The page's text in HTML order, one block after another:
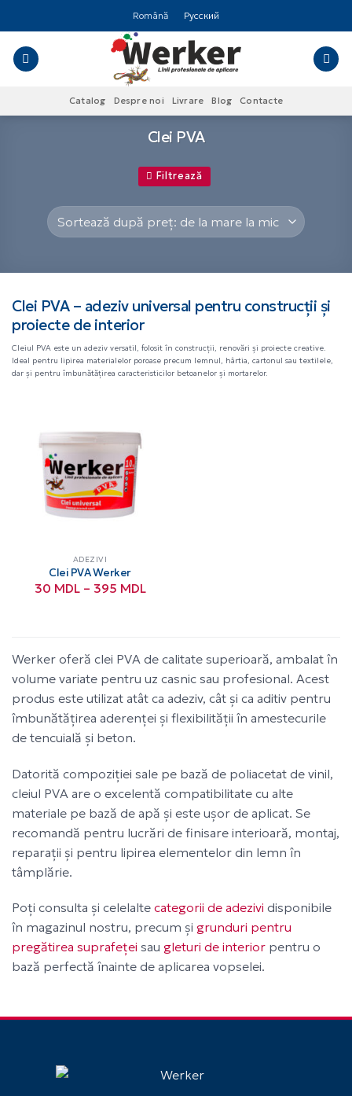
to
content
Română Русский
Catalog Despre noi Livrare Blog Contacte
Clei PVA
Filtrează
Clei PVA – adeziv universal pentru construcții și
proiecte de interior
Cleiul PVA este un adeziv versatil, folosit în construcții, renovări și proiecte creative.
Ideal pentru lipirea materialelor poroase precum lemnul, hârtia, cartonul sau textilele,
dar și pentru îmbunătățirea caracteristicilor betoanelor și mortarelor.
ADEZIVI
Clei PVA Werker
30 MDL – 395 MDLInterval
395 MDL
Werker oferă clei PVA de calitate superioară, ambalat în
volume variate pentru uz casnic sau profesional. Acest
produs este utilizat atât ca adeziv, cât și ca aditiv pentru
îmbunătățirea aderenței și flexibilității în amestecurile
de tencuială și beton.
Datorită compoziției sale pe bază de poliacetat de vinil,
cleiul PVA are o excelentă compatibilitate cu alte
materiale pe bază de apă și este ușor de aplicat. Se
recomandă pentru lucrări de finisare interioară, montaj,
reparații și pentru lipirea elementelor din lemn în
tâmplărie.
Poți consulta și celelalte categorii de adezivi disponibile
în magazinul nostru, precum și grunduri pentru
pregătirea suprafeței sau gleturi de interior pentru o
bază perfectă înainte de aplicarea vopselei.